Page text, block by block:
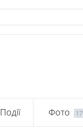
Події Фото 17